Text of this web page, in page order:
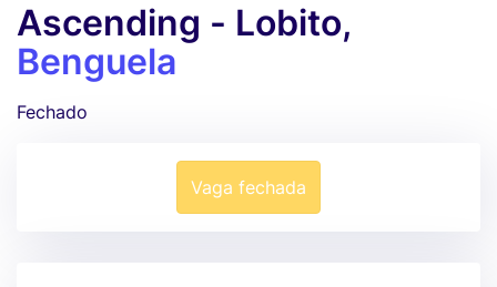
Ascending - Lobito,
Benguela
Fechado
Vaga fechada